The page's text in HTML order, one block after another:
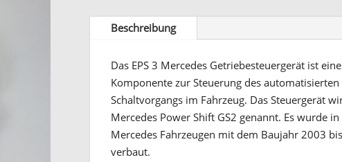
Beschreibung
Das EPS 3 Mercedes Getriebesteuergerät ist
Komponente zur Steuerung des automatisierten
Schaltvorgangs im Fahrzeug. Das Steuergerät
Mercedes Power Shift GS2 genannt. Es wurde
Mercedes Fahrzeugen mit dem Baujahr 2003
verbaut.